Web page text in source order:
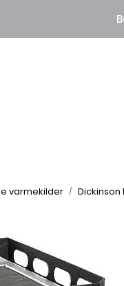
varmekilder